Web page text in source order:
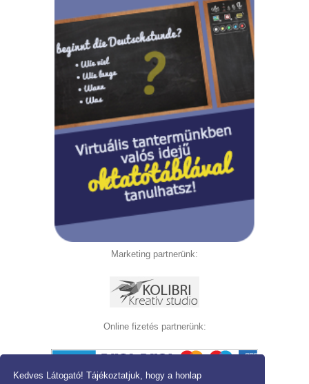
Kedves Látogató! Tájékoztatjuk, hogy a honlap
Marketing partnerünk:
Online fizetés partnerünk: